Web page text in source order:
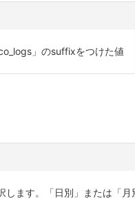
」のsuffixをつけた値
します。「日別」または「